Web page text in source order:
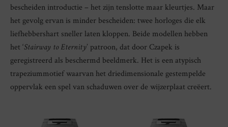
bescheiden introductie – het zijn tenslotte maar kleurtjes. Maar
het gevolg ervan is minder bescheiden: twee horloges die elk
liefhebbershart sneller laten kloppen. Beide modellen hebben
het ‘Stairway to Eternity’ patroon, dat door Czapek is
geregistreerd als beschermd beeldmerk. Het is een atypisch
trapeziummotief waarvan het driedimensionale gestempelde
oppervlak een spel van schaduwen over de wijzerplaat creëert.